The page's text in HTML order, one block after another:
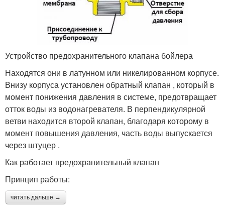
Устройство предохранительного клапана бойлера
Находятся они в латунном или никелированном корпусе.
Внизу корпуса установлен обратный клапан , который в
момент понижения давления в системе, предотвращает
отток воды из водонагревателя. В перпендикулярной
ветви находится второй клапан, благодаря которому в
момент повышения давления, часть воды выпускается
через штуцер .
Как работает предохранительный клапан
Принцип работы:
читать дальше →